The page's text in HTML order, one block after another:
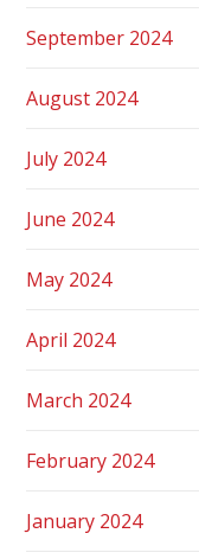
September 2024
August 2024
July 2024
June 2024
May 2024
April 2024
March 2024
February 2024
January 2024